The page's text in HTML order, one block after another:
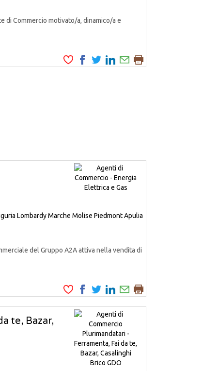
di Commercio motivato/a, dinamico/a e
LombardyMarche Molise PiedmontApulia
del Gruppo A2A attiva nella vendita di
te, Bazar,